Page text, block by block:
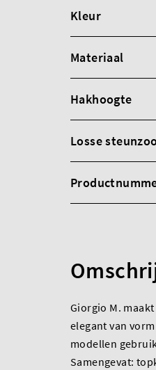
Kleur
Materiaal
Hakhoogte
Losse
Giorgio M.
elegant van
modellen
Samengevat: